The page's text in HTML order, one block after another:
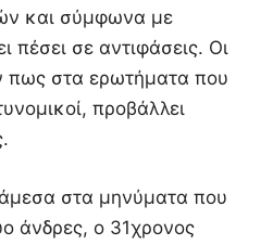
και σύμφωνα με
πέσει σε αντιφάσεις. Οι
πως στα ερωτήματα που
προβάλλει
στα μηνύματα που
άνδρες, ο 31χρονος